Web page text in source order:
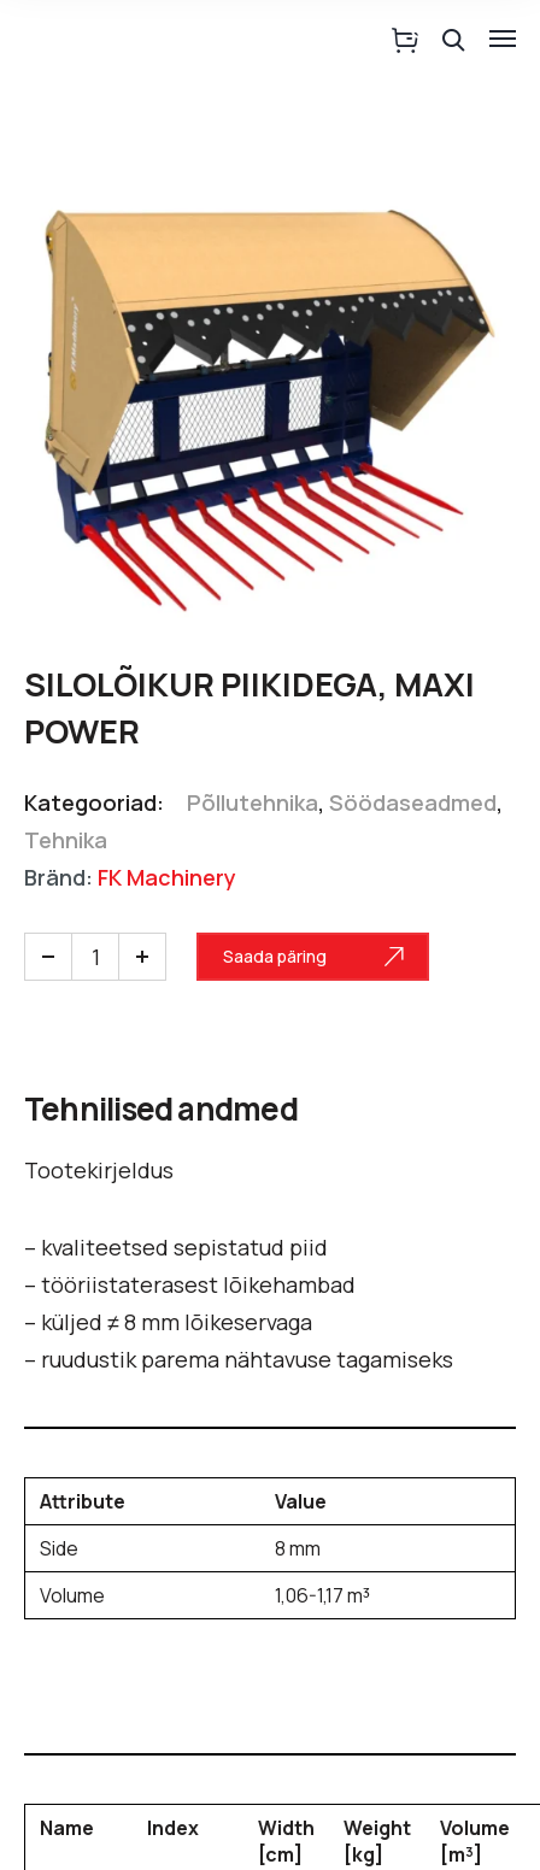
SILOLÕIKUR PIIKIDEGA, MAXI
POWER
Kategooriad: Põllutehnika, Söödaseadmed,
Tehnika
Bränd: FK Machinery
Saada päring
Tehnilised andmed
Tootekirjeldus
– kvaliteetsed sepistatud piid
– tööriistaterasest lõikehambad
– küljed ≠ 8 mm lõikeservaga
– ruudustik parema nähtavuse tagamiseks
Attribute
Value
Side
8 mm
Volume
1,06-1,17 m³
Name Index
Width
[cm]
Weight
[kg]
Volume
[m³]